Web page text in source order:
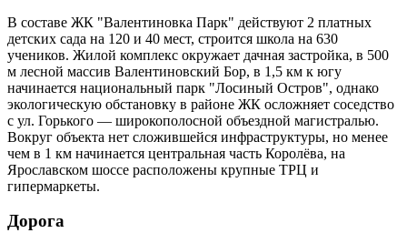
В составе ЖК "Валентиновка Парк" действуют 2 платных
детских сада на 120 и 40 мест, строится школа на 630
учеников. Жилой комплекс окружает дачная застройка, в 500
м лесной массив Валентиновский Бор, в 1,5 км к югу
начинается национальный парк "Лосиный Остров", однако
экологическую обстановку в районе ЖК осложняет соседство
с ул. Горького — широкополосной объездной магистралью.
Вокруг объекта нет сложившейся инфраструктуры, но менее
чем в 1 км начинается центральная часть Королёва, на
Ярославском шоссе расположены крупные ТРЦ и
гипермаркеты.
Дорога